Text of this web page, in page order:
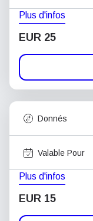
Plus d'infos
EUR 25
Donnés
Valable Pour
Plus d'infos
EUR 15